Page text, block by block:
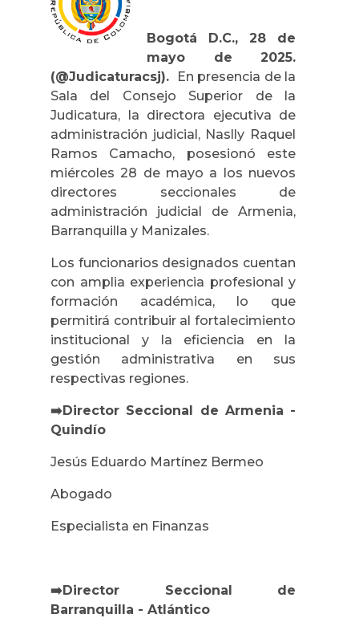
Bogotá D.C., 28 de
mayo de 2025.
(@Judicaturacsj).
En presencia de la
Sala del Consejo Superior de la
Judicatura, la directora ejecutiva de
administración judicial, Naslly Raquel
Ramos Camacho, posesionó este
miércoles 28 de mayo a los nuevos
directores seccionales de
administración judicial de Armenia,
Barranquilla y Manizales.
Los funcionarios designados cuentan
con amplia experiencia profesional y
formación académica, lo que
permitirá contribuir al fortalecimiento
institucional y la eficiencia en la
gestión administrativa en sus
respectivas regiones.
➡️Director Seccional de Armenia -
Quindío
Jesús Eduardo Martínez Bermeo
Abogado
Especialista en Finanzas
➡️Director Seccional de
Barranquilla - Atlántico